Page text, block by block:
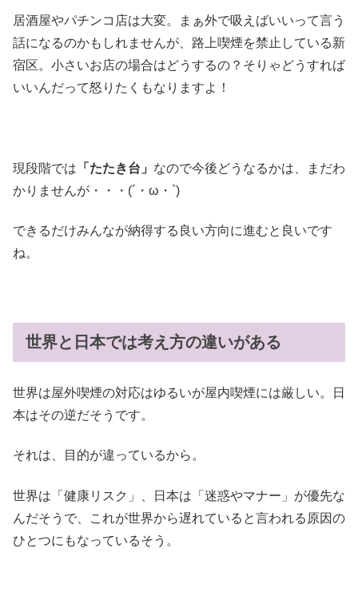
居酒屋やパチンコ店は大変。まぁ外で吸えばいいって言う
話になるのかもしれませんが、路上喫煙を禁止している新
宿区。小さいお店の場合はどうするの？そりゃどうすれば
いいんだって怒りたくもなりますよ！
現段階では 「たたき台」 なので今後どうなるかは、まだわ
かりませんが・・・(´・ω・`)
できるだけみんなが納得する良い方向に進むと良いです
ね。
世界と日本では考え方の違いがある
世界は屋外喫煙の対応はゆるいが屋内喫煙には厳しい。日
本はその逆だそうです。
それは、目的が違っているから。
世界は「健康リスク」、日本は「迷惑やマナー」が優先な
んだそうで、これが世界から遅れていると言われる原因の
ひとつにもなっているそう。